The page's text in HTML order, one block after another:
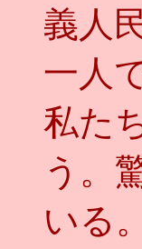
義人
一人
私た
う。
いる